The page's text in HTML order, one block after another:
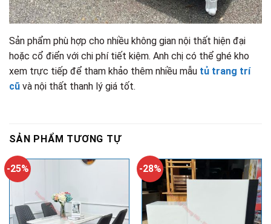
Sản phẩm phù hợp cho nhiều không gian nội thất hiện đại
hoặc cổ điển với chi phí tiết kiệm. Anh chị có thể ghé kho
xem trực tiếp để tham khảo thêm nhiều mẫu tủ trang trí
cũ và nội thất thanh lý giá tốt.
SẢN PHẨM TƯƠNG TỰ
-25% -28%